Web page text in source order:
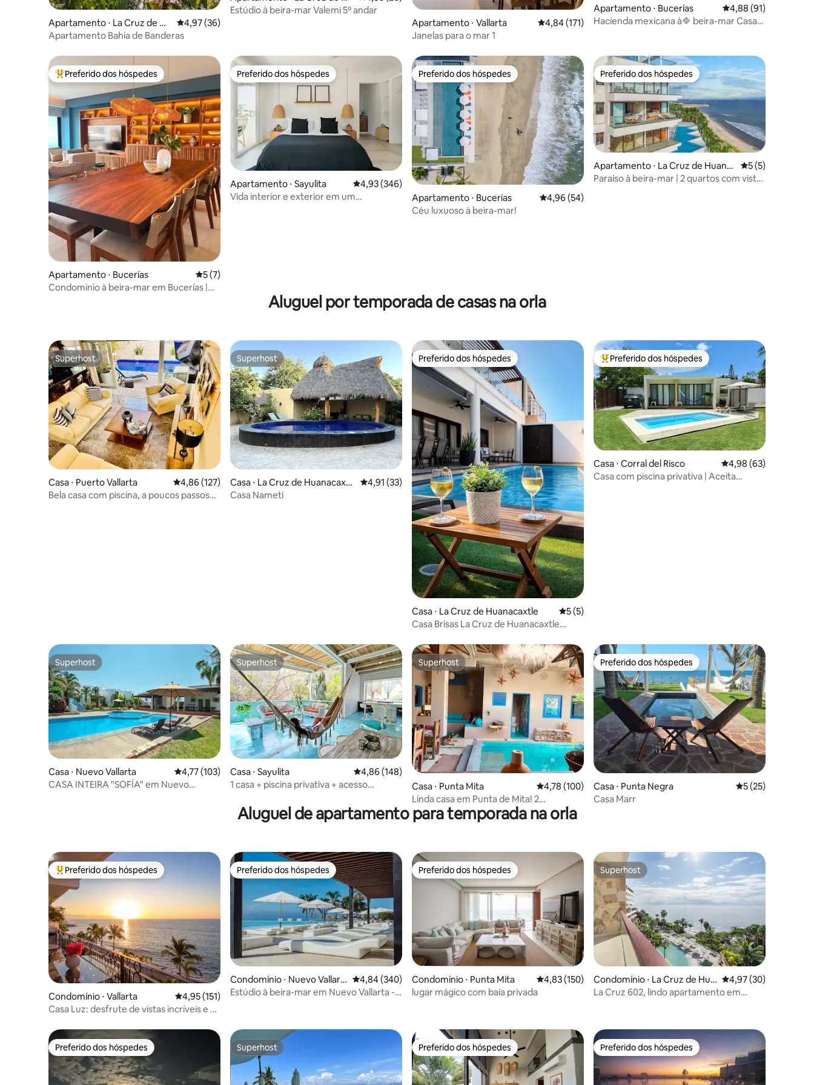
Apartamento ⋅ La Cruz de Hu
anacaxtle
4,97 de uma avaliação média de 5, 36 avaliações
4,97 (36)
Apartamento Bahia de Banderas
anacaxtle
Estúdio à beira-mar Valemi 5º andar
Apartamento ⋅ Vallarta 4,84 de uma avaliação média de 5, 171 avaliações
4,84 (171)
Janelas para o mar 1
Apartamento ⋅ Bucerías 4,88 de uma
4,88 (91)
Hacienda mexicana à🔷 beira-mar Casa
Entre os melhores preferidos dos hóspedes
Preferido dos hóspedes
Apartamento ⋅ Bucerías 5 de uma avaliação média de 5, 7 avaliações
5 (7)
Condomínio à beira-mar em Bucerías |
Preferido dos hóspedes
Preferido dos hóspedes
Apartamento ⋅ Sayulita 4,93 de uma avaliação média de 5, 346 avaliações
4,93 (346)
Vida interior e exterior em um
Preferido dos hóspedes
Preferido dos hóspedes
Apartamento ⋅ Bucerías 4,96 de uma avaliação média de 5, 54 avaliações
4,96 (54)
Céu luxuoso à beira-mar!
Preferido dos hóspedes
Preferido dos hóspedes
Apartamento ⋅ La Cruz de Huana
caxtle
5 de uma
5 (5)
Paraíso à beira-mar | 2 quartos com vistas
Aluguel por temporada de casas na orla
Superhost
Superhost
Casa ⋅ Puerto Vallarta 4,86 de uma avaliação média de 5, 127 avaliações
4,86 (127)
Bela casa com piscina, a poucos passos
Superhost
Superhost
Casa ⋅ La Cruz de Huanacaxtl
e
4,91 de uma avaliação média de 5, 33 avaliações
4,91 (33)
Casa Nameti
Preferido dos hóspedes
Preferido dos hóspedes
Casa ⋅ La Cruz de Huanacaxtle 5 de uma avaliação média de 5, 5 avaliações
5 (5)
Casa Brisas La Cruz de Huanacaxtle
Entre os melhores preferidos dos hóspedes
Preferido dos hóspedes
Casa ⋅ Corral del Risco 4,98 de uma
4,98 (63)
Casa com piscina privativa | Aceita
Superhost
Superhost
Casa ⋅ Nuevo Vallarta 4,77 de uma avaliação média de 5, 103 avaliações
4,77 (103)
CASA INTEIRA "SOFÍA" em Nuevo
Superhost
Superhost
Casa ⋅ Sayulita 4,86 de uma avaliação média de 5, 148 avaliações
4,86 (148)
1 casa + piscina privativa + acesso
Superhost
Superhost
Casa ⋅ Punta Mita 4,78 de uma avaliação média de 5, 100 avaliações
4,78 (100)
Linda casa em Punta de Mita! 2
quarteirões da praia
Preferido dos hóspedes
Preferido dos hóspedes
Casa ⋅ Punta Negra 5 de uma
5 (25)
Casa Marr
Aluguel de apartamento para temporada na orla
Entre os melhores preferidos dos hóspedes
Preferido dos hóspedes
Condomínio ⋅ Vallarta 4,95 de uma avaliação média de 5, 151 avaliações
4,95 (151)
Casa Luz: desfrute de vistas incríveis e da
Preferido dos hóspedes
Preferido dos hóspedes
Condomínio ⋅ Nuevo Vallart
a
4,84 de uma avaliação média de 5, 340 avaliações
4,84 (340)
Estúdio à beira-mar em Nuevo Vallarta -
Preferido dos hóspedes
Preferido dos hóspedes
Condomínio ⋅ Punta Mita 4,83 de uma avaliação média de 5, 150 avaliações
4,83 (150)
lugar mágico com baía privada
Superhost
Superhost
Condomínio ⋅ La Cruz de Hua
nacaxtle
4,97 de uma
4,97 (30)
La Cruz 602, lindo apartamento em
Preferido dos hóspedes
Preferido dos hóspedes Superhost
Superhost Preferido dos hóspedes
Preferido dos hóspedes Preferido dos hóspedes
Preferido dos hóspedes